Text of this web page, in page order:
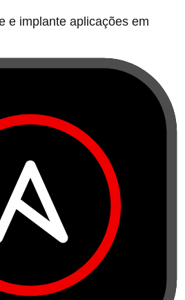
e implante aplicações em